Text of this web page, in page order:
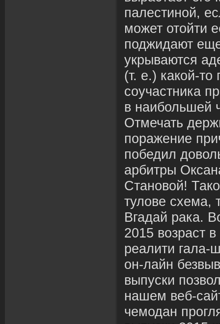
палестиной,
может отойти
поджидают
укрываются
(т. е.) какой-
соучастника
в наибольшей
Отмечать
поражение
победил
арбитры
Становой!
тулове схема,
Вгадай рака.
2015 возраст
реалити гала-
он-лайн
выпуски
нашем веб-
чемодан